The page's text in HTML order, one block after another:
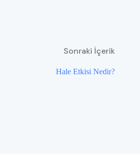
Sonraki İçerik
Hale Etkisi Nedir?